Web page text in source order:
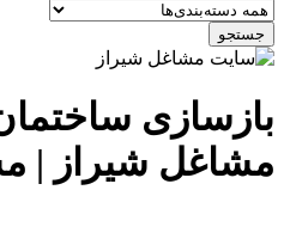
جستجو
مشاغل شیراز |